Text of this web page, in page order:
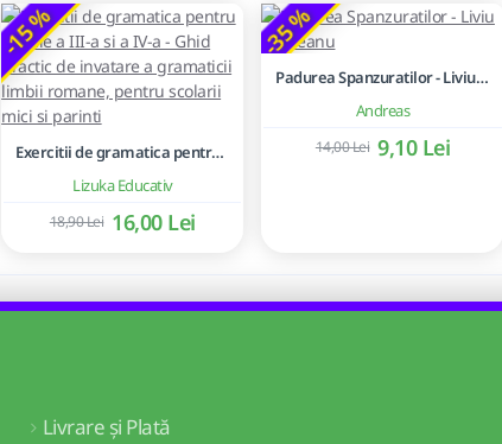
-15 %
Lizuka Educativ
Exercitii de gramatica pentru clasele a III-a si a IV-a - Ghid practic de invatare a gramaticii limbii romane, pentru scolarii mici si parinti
16,00 Lei
18,90 Lei
-35 %
Andreas
Padurea Spanzuratilor - Liviu Rebreanu
9,10 Lei
14,00 Lei
Livrare și Plată